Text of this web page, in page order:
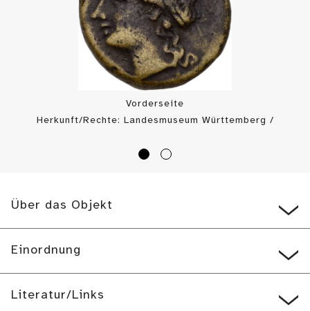
Vorderseite
Herkunft/Rechte: Landesmuseum Württemberg /
Über das Objekt
Einordnung
Literatur/Links